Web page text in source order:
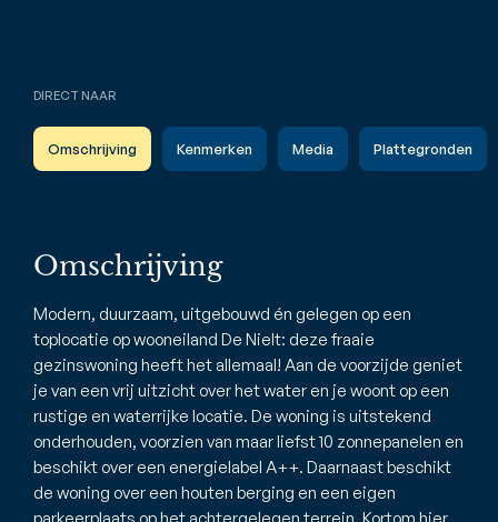
DIRECT NAAR
Omschrijving Kenmerken Media Plattegronden
Omschrijving
Modern, duurzaam, uitgebouwd én gelegen op een
toplocatie op wooneiland De Nielt: deze fraaie
gezinswoning heeft het allemaal! Aan de voorzijde geniet
je van een vrij uitzicht over het water en je woont op een
rustige en waterrijke locatie. De woning is uitstekend
onderhouden, voorzien van maar liefst 10 zonnepanelen en
beschikt over een energielabel A++. Daarnaast beschikt
de woning over een houten berging en een eigen